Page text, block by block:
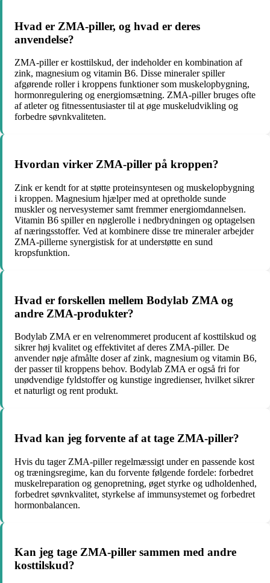
Hvad er ZMA-piller, og hvad er deres
anvendelse?
ZMA-piller er kosttilskud, der indeholder en kombination af
zink, magnesium og vitamin B6. Disse mineraler spiller
afgørende roller i kroppens funktioner som muskelopbygning,
hormonregulering og energiomsætning. ZMA-piller bruges ofte
af atleter og fitnessentusiaster til at øge muskeludvikling og
forbedre søvnkvaliteten.
Hvordan virker ZMA-piller på kroppen?
Zink er kendt for at støtte proteinsyntesen og muskelopbygning
i kroppen. Magnesium hjælper med at opretholde sunde
muskler og nervesystemer samt fremmer energiomdannelsen.
Vitamin B6 spiller en nøglerolle i nedbrydningen og optagelsen
af næringsstoffer. Ved at kombinere disse tre mineraler arbejder
ZMA-pillerne synergistisk for at understøtte en sund
kropsfunktion.
Hvad er forskellen mellem Bodylab ZMA og
andre ZMA-produkter?
Bodylab ZMA er en velrenommeret producent af kosttilskud og
sikrer høj kvalitet og effektivitet af deres ZMA-piller. De
anvender nøje afmålte doser af zink, magnesium og vitamin B6,
der passer til kroppens behov. Bodylab ZMA er også fri for
unødvendige fyldstoffer og kunstige ingredienser, hvilket sikrer
et naturligt og rent produkt.
Hvad kan jeg forvente af at tage ZMA-piller?
Hvis du tager ZMA-piller regelmæssigt under en passende kost
og træningsregime, kan du forvente følgende fordele: forbedret
muskelreparation og genopretning, øget styrke og udholdenhed,
forbedret søvnkvalitet, styrkelse af immunsystemet og forbedret
hormonbalancen.
Kan jeg tage ZMA-piller sammen med andre
kosttilskud?